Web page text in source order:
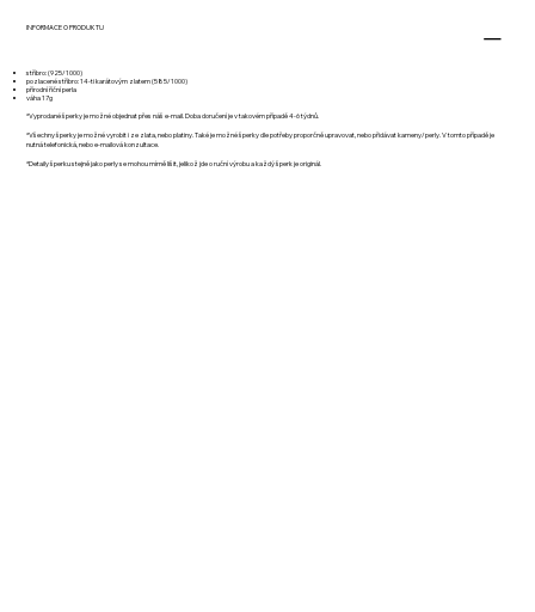
INFORMACE O PRODUKTU
stříbro: (925/1000)
pozlacené stříbro: 14-ti karátovým zlatem (585/1000)
přírodní říční perla
váha 17g
*Vyprodané šperky je možné objednat přes náš e-mail. Doba doručení je v takovém případě 4-6 týdnů.
*Všechny šperky je možné vyrobit i ze zlata, nebo platiny. Také je možné šperky dle potřeby proporčně upravovat, nebo přidávat kameny/perly. V tomto případě je
nutná telefonická, nebo e-mailová konzultace.
*Detaily šperku stejně jako perly se mohou mírně lišit, jelikož jde o ruční výrobu a každý šperk je originál.